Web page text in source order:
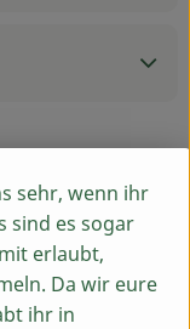
Walcher
sehr, wenn ihr
sind es sogar
erlaubt,
Da wir eure
ihr in